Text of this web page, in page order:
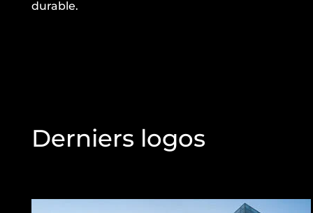
durable.
Derniers logos